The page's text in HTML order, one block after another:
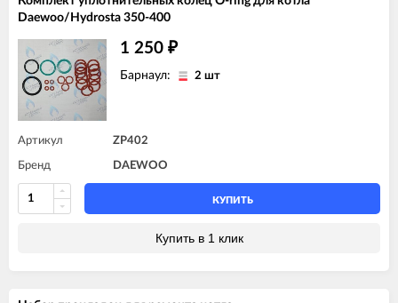
Daewoo/Hydrosta 350-400
1 250 ₽
Барнаул: 2 шт
Артикул ZP402
Бренд DAEWOO
КУПИТЬ
Купить в 1 клик